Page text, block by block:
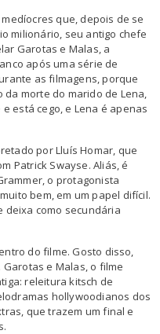
que, depois de se
milionário, seu antigo chefe
Garotas e Malas, a
após uma série de
as filmagens, porque
da morte do marido de Lena,
está cego, e Lena é apenas
por Lluís Homar, que
Patrick Swayse. Aliás, é
o protagonista
bem, em um papel difícil.
deixa como secundária
do filme. Gosto disso,
e Malas, o filme
releitura kitsch de
hollywoodianos dos
que trazem um final e